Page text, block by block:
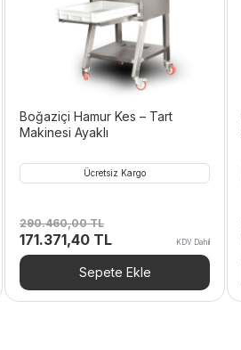
Boğaziçi Hamur Kes – Tart
Makinesi Ayaklı
Ücretsiz Kargo
290.460,00TL
Orijinal
fiyat:
290.460,00 TL.
171.371,40 TL
andaki
fiyat:
171.371,40 TL.
KDV Dahil
Sepete Ekle